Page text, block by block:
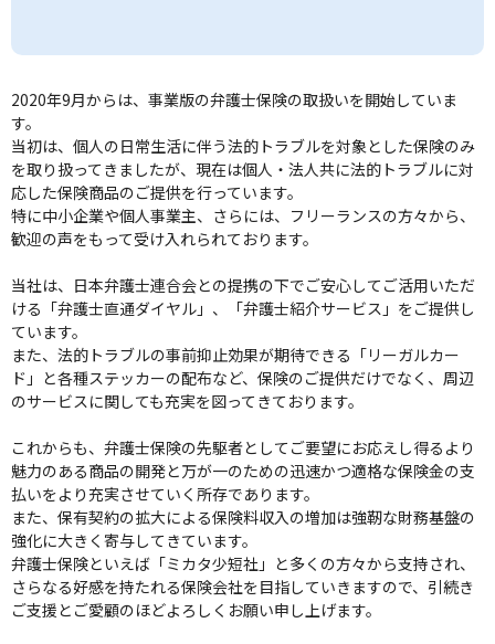
2020年9月からは、事業版の弁護士保険の取扱いを開始していま
す。
当初は、個人の日常生活に伴う法的トラブルを対象とした保険のみ
を取り扱ってきましたが、現在は個人・法人共に法的トラブルに対
応した保険商品のご提供を行っています。
特に中小企業や個人事業主、さらには、フリーランスの方々から、
歓迎の声をもって受け入れられております。
当社は、日本弁護士連合会との提携の下でご安心してご活用いただ
ける「弁護士直通ダイヤル」、「弁護士紹介サービス」をご提供し
ています。
また、法的トラブルの事前抑止効果が期待できる「リーガルカー
ド」と各種ステッカーの配布など、保険のご提供だけでなく、周辺
のサービスに関しても充実を図ってきております。
これからも、弁護士保険の先駆者としてご要望にお応えし得るより
魅力のある商品の開発と万が一のための迅速かつ適格な保険金の支
払いをより充実させていく所存であります。
また、保有契約の拡大による保険料収入の増加は強靭な財務基盤の
強化に大きく寄与してきています。
弁護士保険といえば「ミカタ少短社」と多くの方々から支持され、
さらなる好感を持たれる保険会社を目指していきますので、引続き
ご支援とご愛顧のほどよろしくお願い申し上げます。